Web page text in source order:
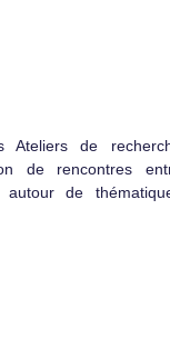
Ateliers de
de rencontres
de